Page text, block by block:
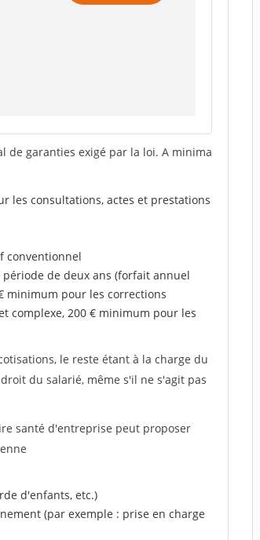
de garanties exigé par la loi. A minima
les consultations, actes et prestations
conventionnel
de deux ans (forfait annuel
minimum pour les corrections
complexe, 200 € minimum pour les
le reste étant à la charge du
du salarié, même s'il ne s'agit pas
santé d'entreprise peut proposer
d'enfants, etc.)
(par exemple : prise en charge